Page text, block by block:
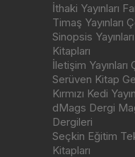
İthaki Yayınları
Timaş Yayınları
Sinopsis
Kitapları
İletişim
Serüven Kitap
Kırmızı Kedi
dMags Dergi
Dergileri
Seçkin Eğitim
Kitapları